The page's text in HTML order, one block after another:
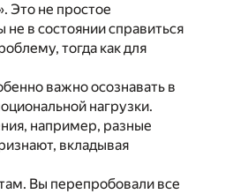
Это не простое
в состоянии справиться
тогда как для
важно осознавать в
нагрузки.
например, разные
вкладывая
Вы перепробовали все